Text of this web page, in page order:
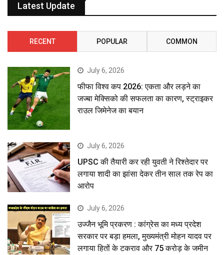
Latest Update
RECENT POPULAR COMMON
July 6, 2026
फीफा विश्व कप 2026: एकता और लड़ने का
जज्बा मेक्सिको की सफलता का कारण, स्ट्राइकर
राउल जिमेनेज का बयान
July 6, 2026
UPSC की तैयारी कर रही युवती ने रिश्तेदार पर
लगाया शादी का झांसा देकर तीन साल तक रेप का
आरोप
July 6, 2026
उज्जैन भूमि प्रकरण : कांग्रेस का मध्य प्रदेश
सरकार पर बड़ा हमला, मुख्यमंत्री मोहन यादव पर
लगाया हितों के टकराव और 75 करोड़ के जमीन